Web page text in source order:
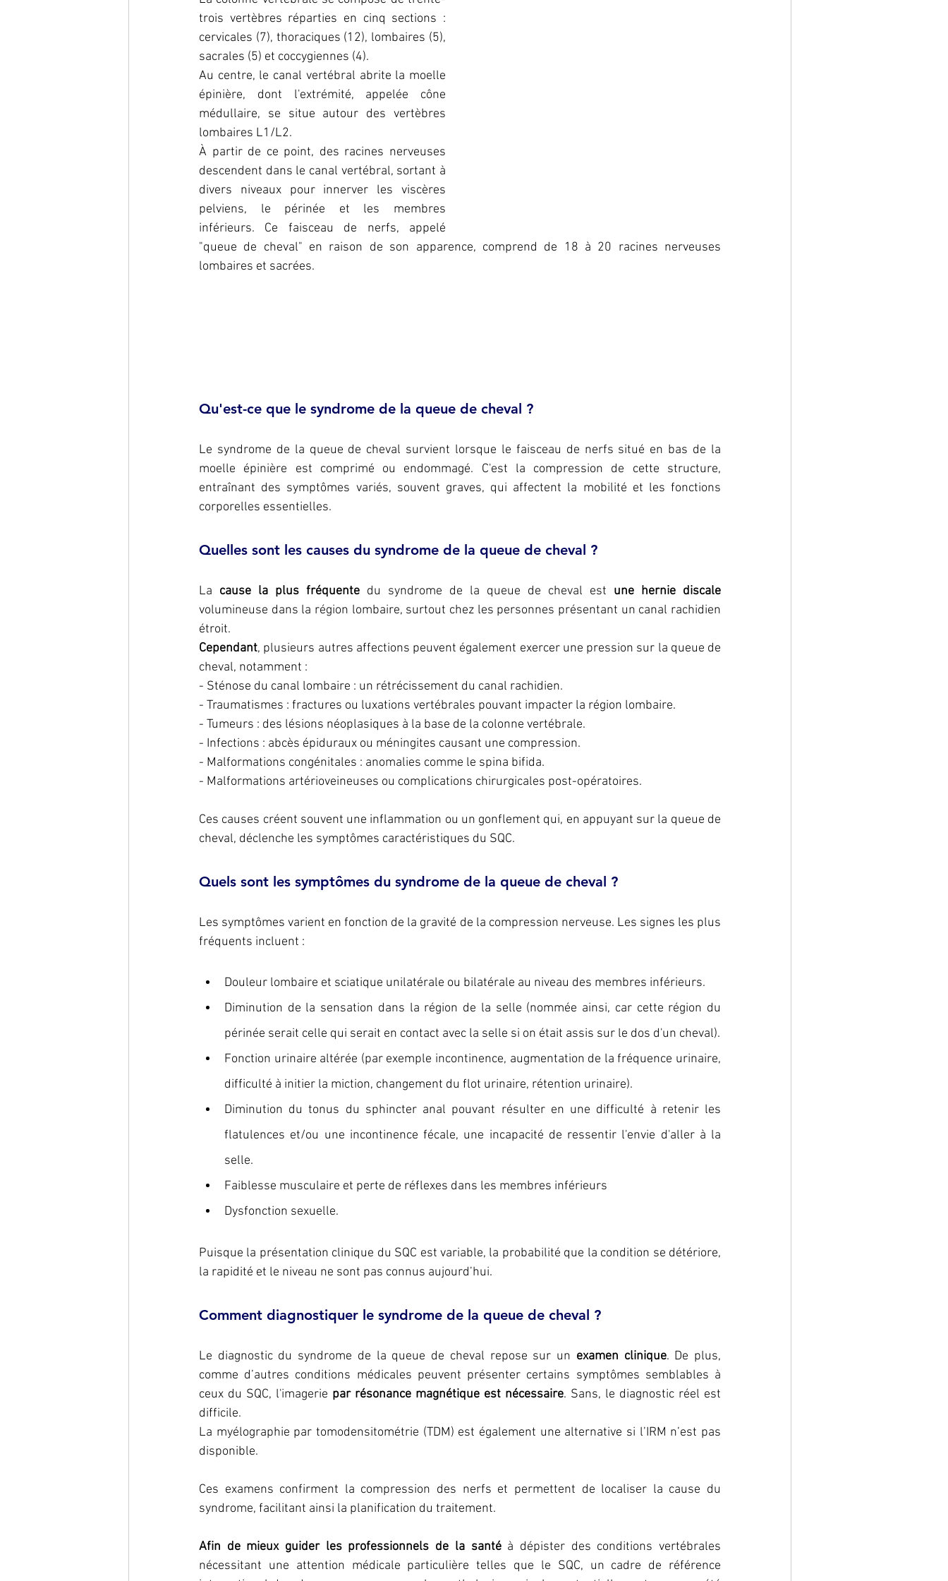
trois vertèbres réparties en cinq sections :
cervicales (7), thoraciques (12), lombaires (5),
sacrales (5) et coccygiennes (4).
Au centre, le canal vertébral abrite la moelle
épinière, dont l'extrémité, appelée cône
médullaire, se situe autour des vertèbres
lombaires L1/L2.
À partir de ce point, des racines nerveuses
descendent dans le canal vertébral, sortant à
divers niveaux pour innerver les viscères
pelviens, le périnée et les membres
inférieurs. Ce faisceau de nerfs, appelé
"queue de cheval" en raison de son apparence, comprend de 18 à 20 racines nerveuses
lombaires et sacrées.
Qu'est-ce que le syndrome de la queue de cheval ?
Le syndrome de la queue de cheval survient lorsque le faisceau de nerfs situé en bas de la
moelle épinière est comprimé ou endommagé. C'est la compression de cette structure,
entraînant des symptômes variés, souvent graves, qui affectent la mobilité et les fonctions
corporelles essentielles.
Quelles sont les causes du syndrome de la queue de cheval ?
La cause la plus fréquente du syndrome de la queue de cheval est
volumineuse dans la région lombaire, surtout chez les personnes présentant un canal rachidien
étroit.
Cependant, plusieurs autres affections peuvent également exercer une pression sur la queue de
cheval, notamment :
- Sténose du canal lombaire : un rétrécissement du canal rachidien.
- Traumatismes : fractures ou luxations vertébrales pouvant impacter la région lombaire.
- Tumeurs : des lésions néoplasiques à la base de la colonne vertébrale.
- Infections : abcès épiduraux ou méningites causant une compression.
- Malformations congénitales : anomalies comme le spina bifida.
- Malformations artérioveineuses ou complications chirurgicales post-opératoires.
Ces causes créent souvent une inflammation ou un gonflement qui, en appuyant sur la queue de
cheval, déclenche les symptômes caractéristiques du SQC.
Quels sont les symptômes du syndrome de la queue de cheval ?
Les symptômes varient en fonction de la gravité de la compression nerveuse. Les signes les plus
fréquents incluent :
Douleur lombaire et sciatique unilatérale ou bilatérale au niveau des membres inférieurs.
Diminution de la sensation dans la région de la selle (nommée ainsi, car cette région du
périnée serait celle qui serait en contact avec la selle si on était assis sur le dos d'un cheval).
Fonction urinaire altérée (par exemple incontinence, augmentation de la fréquence urinaire,
difficulté à initier la miction, changement du flot urinaire, rétention urinaire).
Diminution du tonus du sphincter anal pouvant résulter en une difficulté à retenir les
flatulences et/ou une incontinence fécale, une incapacité de ressentir l'envie d'aller à la
selle.
Faiblesse musculaire et perte de réflexes dans les membres inférieurs
Dysfonction sexuelle.
Puisque la présentation clinique du SQC est variable, la probabilité que la condition se détériore,
la rapidité et le niveau ne sont pas connus aujourd’hui.
Comment diagnostiquer le syndrome de la queue de cheval ?
Le diagnostic du syndrome de la queue de cheval repose sur un examen clinique. De plus,
comme d’autres conditions médicales peuvent présenter certains symptômes semblables à
ceux du SQC, l'imagerie par résonance magnétique est nécessaire. Sans, le diagnostic réel est
difficile.
La myélographie par tomodensitométrie (TDM) est également une alternative si l’IRM n’est pas
disponible.
Ces examens confirment la compression des nerfs et permettent de localiser la cause du
syndrome, facilitant ainsi la planification du traitement.
Afin de mieux guider les professionnels de la santé à dépister des conditions vertébrales
nécessitant une attention médicale particulière telles que le SQC, un cadre de référence